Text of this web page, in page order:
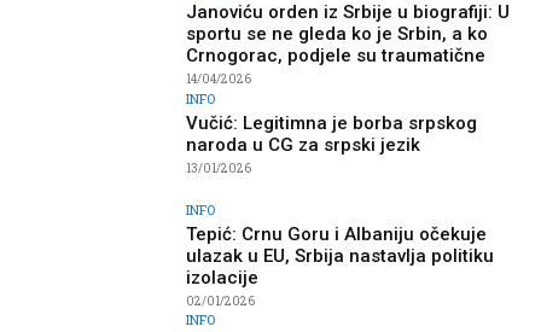
Janoviću orden iz Srbije u biografiji: U
sportu se ne gleda ko je Srbin, a ko
Crnogorac, podjele su traumatične
14/04/2026
INFO
Vučić: Legitimna je borba srpskog
naroda u CG za srpski jezik
13/01/2026
INFO
Tepić: Crnu Goru i Albaniju očekuje
ulazak u EU, Srbija nastavlja politiku
izolacije
02/01/2026
INFO